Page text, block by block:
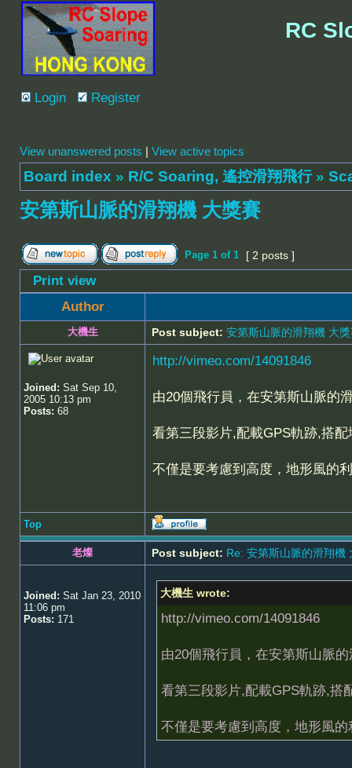
RC
Login Register
View unanswered posts | View active topics
Board index » R/C Soaring, 遙控滑翔飛行»
安第斯山脈的滑翔機 大獎賽
Page 1 of 1 [ 2 posts ]
Print view
Author
大機生 Post subject: 安第斯山脈的滑翔機 大
Joined: Sat Sep 10,
2005 10:13 pm
Posts: 68
http://vimeo.com/14091846
由20個飛行員，在安第斯山脈的
看第三段影片,配載GPS軌跡,搭
不僅是要考慮到高度，地形風的
Top
老燦 Post subject: Re: 安第斯山脈的滑翔機
Joined: Sat Jan 23, 2010
11:06 pm
Posts: 171
大機生 wrote:
http://vimeo.com/14091846
由20個飛行員，在安第斯山脈
看第三段影片,配載GPS軌跡,搭
不僅是要考慮到高度，地形風